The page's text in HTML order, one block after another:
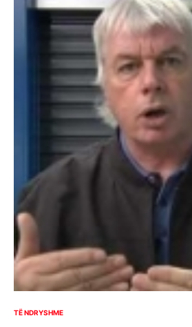
TË NDRYSHME